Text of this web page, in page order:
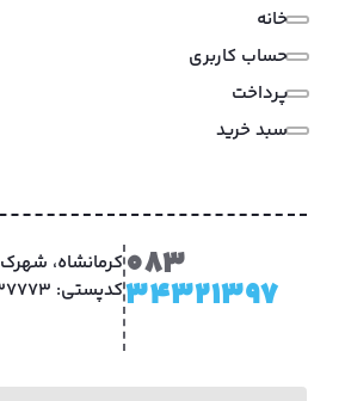
خانه
حساب کاربری
پرداخت
سبد خرید
083
34321397کدپستی: 6714637773